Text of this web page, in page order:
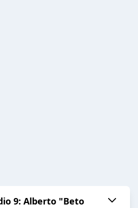
9: Alberto "Beto